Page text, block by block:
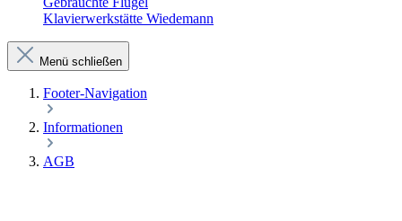
Klavierwerkstätte Wiedemann
Menü schließen
Footer-Navigation
Informationen
AGB